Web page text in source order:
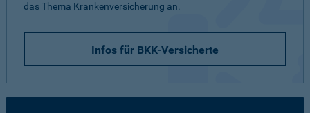
das Thema Krankenversicherung an.
Infos für BKK-Versicherte